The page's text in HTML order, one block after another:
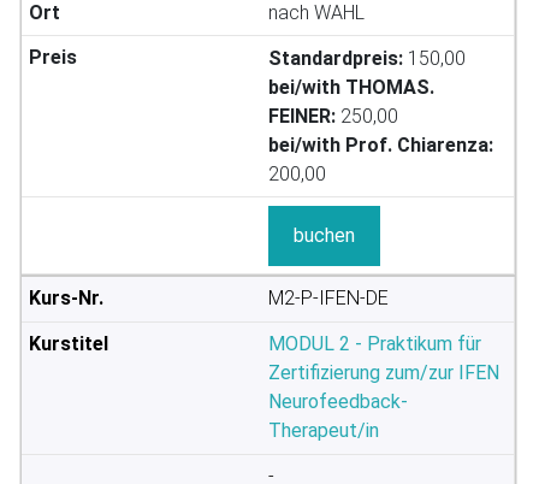
nach WAHL
Standardpreis: 150,00
bei/with THOMAS.
FEINER: 250,00
bei/with Prof. Chiarenza:
200,00
buchen
M2-P-IFEN-DE
MODUL 2 - Praktikum für
Zertifizierung zum/zur IFEN
Neurofeedback-
Therapeut/in
-